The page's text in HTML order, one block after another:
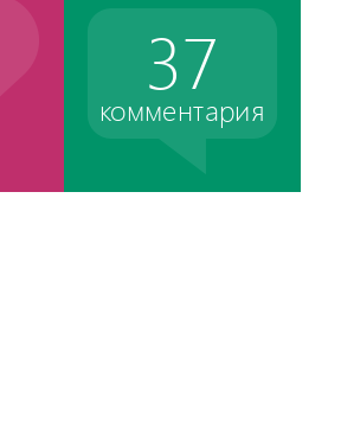
37
комментария